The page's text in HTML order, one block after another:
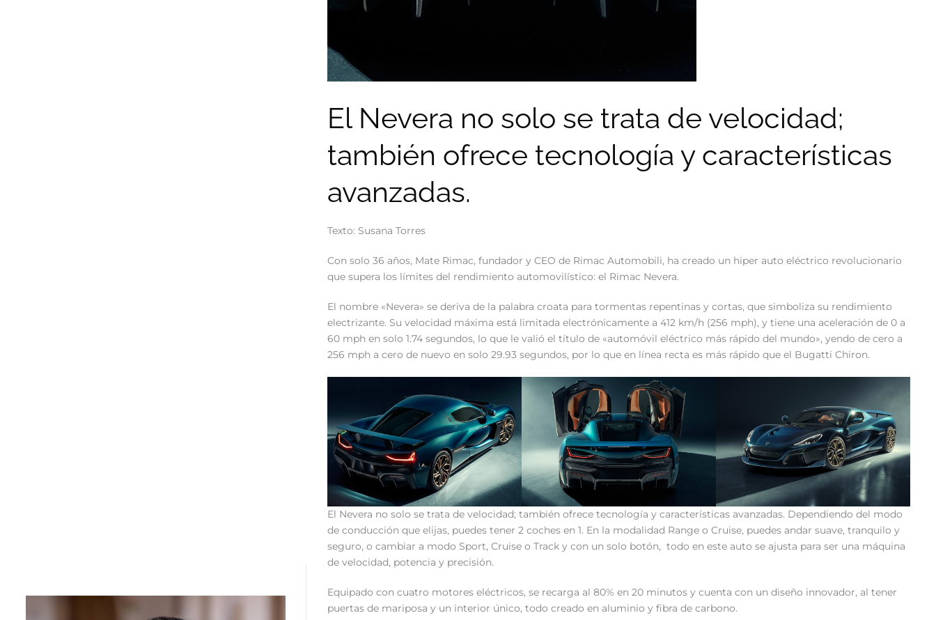
El Nevera no solo se trata de velocidad;
también ofrece tecnología y características
avanzadas.
Texto: Susana Torres
Con solo 36 años, Mate Rimac, fundador y CEO de Rimac Automobili, ha creado un hiper auto eléctrico revolucionario
que supera los límites del rendimiento automovilístico: el Rimac Nevera.
El nombre «Nevera» se deriva de la palabra croata para tormentas repentinas y cortas, que simboliza su rendimiento
electrizante. Su velocidad máxima está limitada electrónicamente a 412 km/h (256 mph), y tiene una aceleración de 0 a
60 mph en solo 1.74 segundos, lo que le valió el título de «automóvil eléctrico más rápido del mundo», yendo de cero a
256 mph a cero de nuevo en solo 29.93 segundos, por lo que en línea recta es más rápido que el Bugatti Chiron.
El Nevera no solo se trata de velocidad; también ofrece tecnología y características avanzadas. Dependiendo del modo
de conducción que elijas, puedes tener 2 coches en 1. En la modalidad Range o Cruise, puedes andar suave, tranquilo y
seguro, o cambiar a modo Sport, Cruise o Track y con un solo botón, todo en este auto se ajusta para ser una máquina
de velocidad, potencia y precisión.
Equipado con cuatro motores eléctricos, se recarga al 80% en 20 minutos y cuenta con un diseño innovador, al tener
puertas de mariposa y un interior único, todo creado en aluminio y fibra de carbono.